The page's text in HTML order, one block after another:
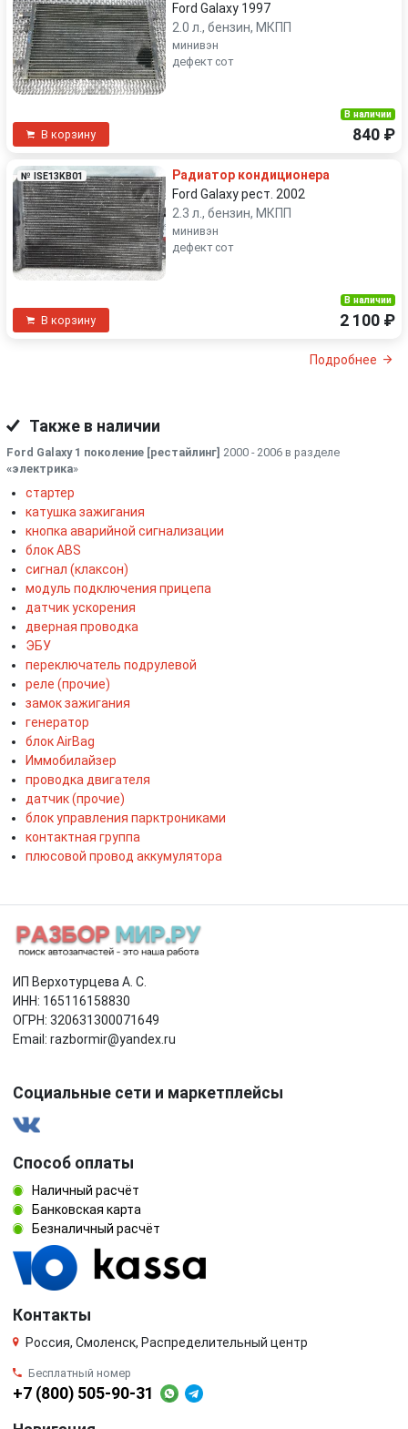
Ford Galaxy 1997
2.0 л., бензин, МКПП
минивэн
дефект сот
В корзину
В наличии
840 ₽
№ ISE13KB01
Радиатор кондиционера
Ford Galaxy рест. 2002
2.3 л., бензин, МКПП
минивэн
дефект сот
В корзину
В наличии
2 100 ₽
Подробнее
Также в наличии
Ford Galaxy 1 поколение [рестайлинг] 2000 - 2006 в разделе
«электрика»
стартер
катушка зажигания
кнопка аварийной сигнализации
блок ABS
сигнал (клаксон)
модуль подключения прицепа
датчик ускорения
дверная проводка
ЭБУ
переключатель подрулевой
реле (прочие)
замок зажигания
генератор
блок AirBag
Иммобилайзер
проводка двигателя
датчик (прочие)
блок управления парктрониками
контактная группа
плюсовой провод аккумулятора
ИП Верхотурцева А. С.
ИНН: 165116158830
ОГРН: 320631300071649
Email: razbormir@yandex.ru
Социальные сети и маркетплейсы
Способ оплаты
Наличный расчёт
Банковская карта
Безналичный расчёт
Контакты
Россия, Смоленск, Распределительный центр
Бесплатный номер
+7 (800) 505-90-31